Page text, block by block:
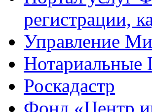
регистрации,
Управление
Нотариальные
Роскадастр